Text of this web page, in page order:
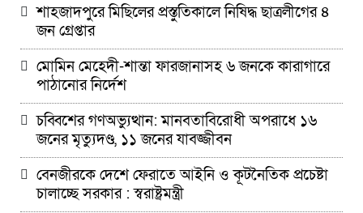
শাহজাদপুরে মিছিলের প্রস্তুতিকালে নিষিদ্ধ ছাত্রলীগের ৪
জন গ্রেপ্তার
মোমিন মেহেদী-শান্তা ফারজানাসহ ৬ জনকে কারাগারে
পাঠানোর নির্দেশ
চব্বিশের গণঅভ্যুত্থান: মানবতাবিরোধী অপরাধে ১৬
জনের মৃত্যুদণ্ড, ১১ জনের যাবজ্জীবন
বেনজীরকে দেশে ফেরাতে আইনি ও কূটনৈতিক প্রচেষ্টা
চালাচ্ছে সরকার : স্বরাষ্ট্রমন্ত্রী